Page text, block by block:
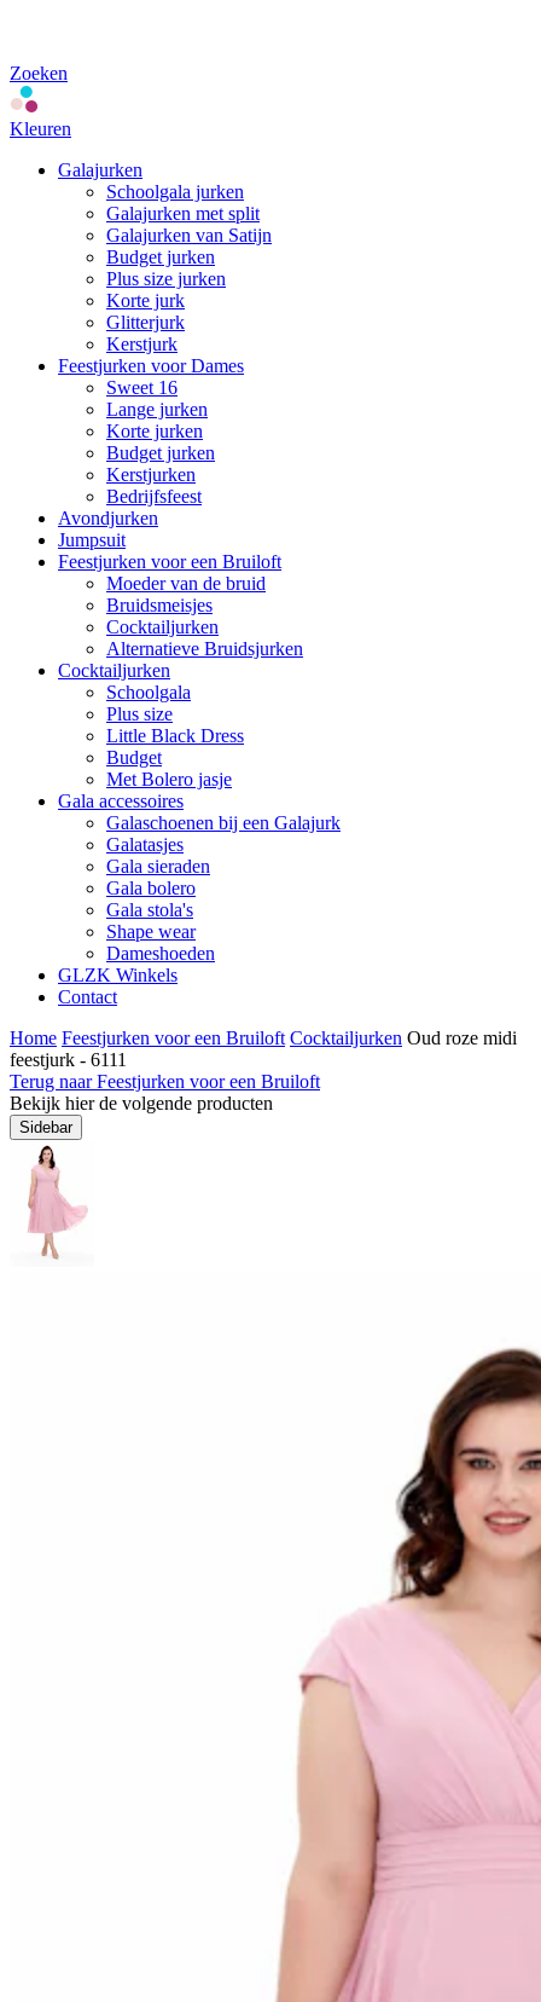
Zoeken
Kleuren
Galajurken
Schoolgala jurken
Galajurken met split
Galajurken van Satijn
Budget jurken
Plus size jurken
Korte jurk
Glitterjurk
Kerstjurk
Feestjurken voor Dames
Sweet 16
Lange jurken
Korte jurken
Budget jurken
Kerstjurken
Bedrijfsfeest
Avondjurken
Jumpsuit
Feestjurken voor een Bruiloft
Moeder van de bruid
Bruidsmeisjes
Cocktailjurken
Alternatieve Bruidsjurken
Cocktailjurken
Schoolgala
Plus size
Little Black Dress
Budget
Met Bolero jasje
Gala accessoires
Galaschoenen bij een Galajurk
Galatasjes
Gala sieraden
Gala bolero
Gala stola's
Shape wear
Dameshoeden
GLZK Winkels
Contact
Home Feestjurken voor een Bruiloft Cocktailjurken Oud roze midi
feestjurk - 6111
Terug naar Feestjurken voor een Bruiloft
Bekijk hier de volgende producten
Sidebar